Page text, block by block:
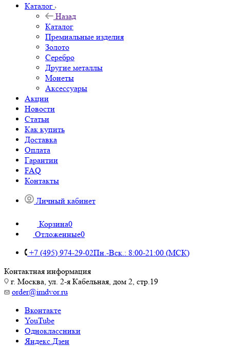
Каталог
Назад
Каталог
Премиальные изделия
Золото
Серебро
Другие металлы
Монеты
Аксессуары
Акции
Новости
Статьи
Как купить
Доставка
Оплата
Гарантии
FAQ
Контакты
Личный кабинет
Корзина0
Отложенные0
+7 (495) 974-29-02Пн.-Вск.: 8:00-21:00 (МСК)
Контактная информация
г. Москва, ул. 2-я Кабельная, дом 2, стр.19
order@imdvor.ru
Вконтакте
YouTube
Одноклассники
Яндекс.Дзен